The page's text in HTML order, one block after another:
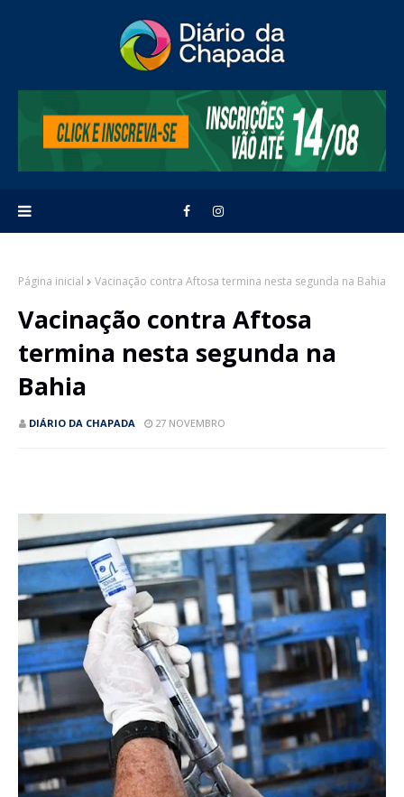
Página inicial Vacinação contra Aftosa termina nesta segunda na Bahia
Vacinação contra Aftosa
termina nesta segunda na
Bahia
DIÁRIO DA CHAPADA 27 NOVEMBRO